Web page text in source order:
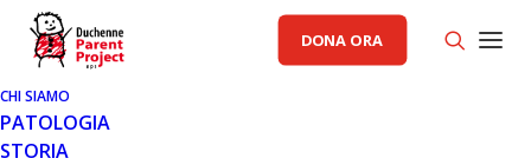
DONA ORA
CHI SIAMO
PATOLOGIA
STORIA